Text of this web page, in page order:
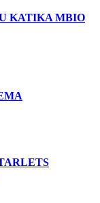
KATIKA MBIO